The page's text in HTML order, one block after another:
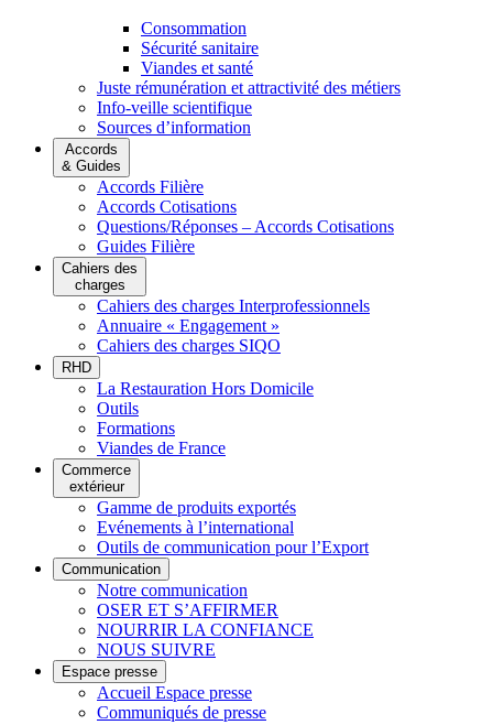
Consommation
Sécurité sanitaire
Viandes et santé
Juste rémunération et attractivité des métiers
Info-veille scientifique
Sources d’information
Accords
& Guides
Accords Filière
Accords Cotisations
Questions/Réponses – Accords Cotisations
Guides Filière
Cahiers des
charges
Cahiers des charges Interprofessionnels
Annuaire « Engagement »
Cahiers des charges SIQO
RHD
La Restauration Hors Domicile
Outils
Formations
Viandes de France
Commerce
extérieur
Gamme de produits exportés
Evénements à l’international
Outils de communication pour l’Export
Communication
Notre communication
OSER ET S’AFFIRMER
NOURRIR LA CONFIANCE
NOUS SUIVRE
Espace presse
Accueil Espace presse
Communiqués de presse